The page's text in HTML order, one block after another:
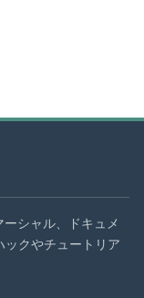
シャル、ドキュメ
ックやチュートリア